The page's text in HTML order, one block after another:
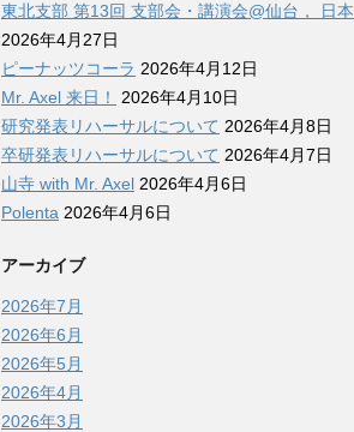
東北支部 第13回 支部会・講演会@仙台， 日本
2026年4月27日
ピーナッツコーラ 2026年4月12日
Mr. Axel 来日！
2026年4月10日
研究発表リハーサルについて 2026年4月8日
卒研発表リハーサルについて 2026年4月7日
山寺 with Mr. Axel 2026年4月6日
Polenta 2026年4月6日
アーカイブ
2026年7月
2026年6月
2026年5月
2026年4月
2026年3月